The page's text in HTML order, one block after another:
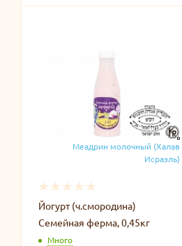
Меадрин молочный (Халав
Исраэль)
Йогурт (ч.смородина)
Семейная ферма, 0,45кг
Много